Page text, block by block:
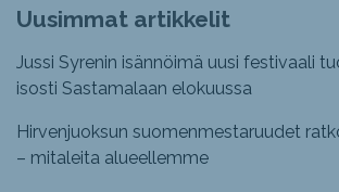
Uusimmat artikkelit
Jussi Syrenin isännöimä uusi festivaali
isosti Sastamalaan elokuussa
Hirvenjuoksun suomenmestaruudet
– mitaleita alueellemme